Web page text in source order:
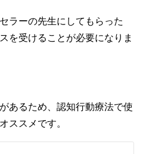
ラーの先生にしてもらった
を受けることが必要になりま
あるため、認知行動療法で使
ススメです。